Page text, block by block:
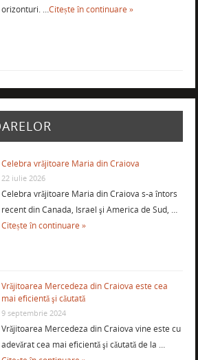
orizonturi. …Citește în continuare »
Celebra vrăjitoare Maria din Craiova
22 iulie 2026
Celebra vrăjitoare Maria din Craiova s-a întors
recent din Canada, Israel şi America de Sud, …
Citește în continuare »
Vrăjitoarea Mercedeza din Craiova este cea
mai eficientă şi căutată
9 septembrie 2024
Vrăjitoarea Mercedeza din Craiova vine este cu
adevărat cea mai eficientă şi căutată de la …